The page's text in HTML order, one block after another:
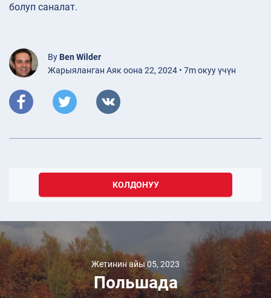
болуп саналат.
By Ben Wilder
Жарыяланган Аяк оона 22, 2024 • 7m окуу үчүн
КОЛДОНУУ
Жетинин айы 05, 2023
Польшада